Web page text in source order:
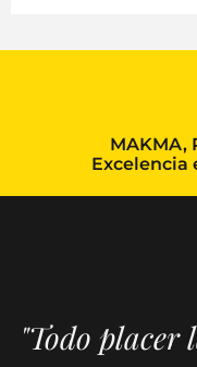
MAKMA,
Excelencia
"Todo placer